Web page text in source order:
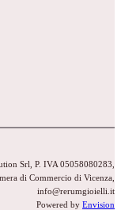
Srl, P. IVA 05058080283,
di Commercio di Vicenza,
info@rerumgioielli.it
Powered by Envision